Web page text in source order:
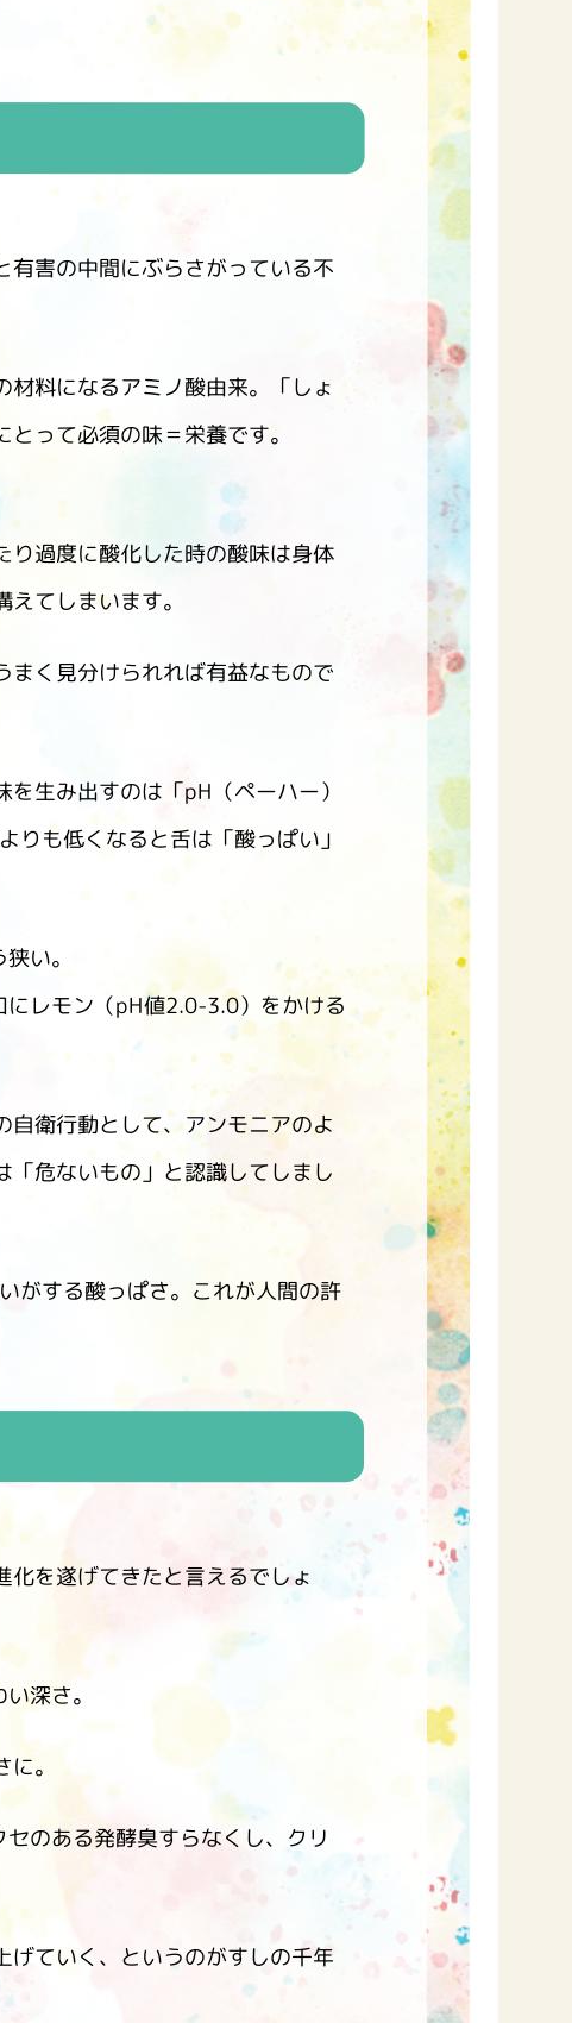
有害の中間にぶらさがっている不
材料になるアミノ酸由来。「しょ
って必須の味＝栄養です。
り過度に酸化した時の酸味は身体
てしまいます。
まく見分けられれば有益なもので
生み出すのは「pH（ペーハー）
も低くなると舌は「酸っぱい」
い。
レモン（pH値2.0-3.0）をかける
衛行動として、アンモニアのよ
危ないもの」と認識してしまし
がする酸っぱさ。これが人間の許
を遂げてきたと言えるでしょ
深さ。
。
のある発酵臭すらなくし、クリ
げていく、というのがすしの千年